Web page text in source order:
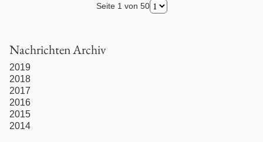
Unfallrecht
Unterhaltsrecht
Seite 1 von 50
Nachrichten Archiv
2019
2018
2017
2016
2015
2014